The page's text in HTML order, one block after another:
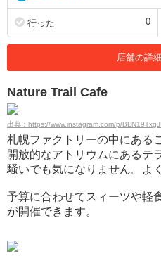
行った 0
店舗の詳
Nature Trail Cafe
出典：https://www.instagram.com/p/
札幌ファクトリーの中にある
開放的なアトリウムにあるテ
騒いでも気になりません。よ
予算に合わせてスィーツや軽
が開催できます。